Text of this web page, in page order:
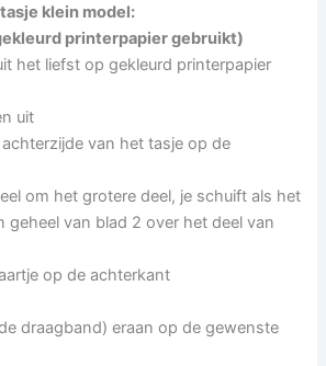
klein model:
printerpapier gebruikt)
het liefst op gekleurd printerpapier
uit
van het tasje op de
om het grotere deel, je schuift als het
geheel van blad 2 over het deel van
op de achterkant
draagband) eraan op de gewenste